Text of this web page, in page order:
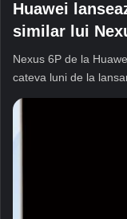
Huawei
similar lui
Nexus 6P de la
cateva luni de la